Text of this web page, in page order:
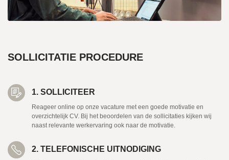
SOLLICITATIE PROCEDURE
1. SOLLICITEER
Reageer online op onze vacature met een goede motivatie en
overzichtelijk CV. Bij het beoordelen van de sollicitaties kijken wij
naast relevante werkervaring ook naar de motivatie.
2. TELEFONISCHE UITNODIGING